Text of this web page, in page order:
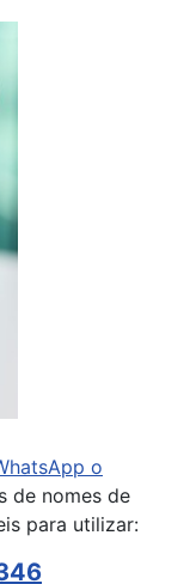
o
de nomes de
para utilizar: